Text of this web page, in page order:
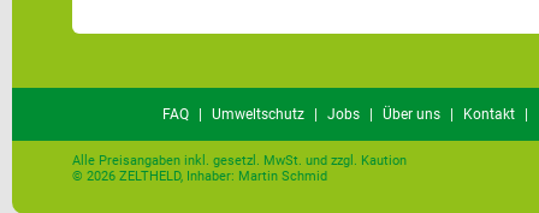
FAQ Umweltschutz Jobs Über uns Kontakt
Alle Preisangaben inkl. gesetzl. MwSt. und zzgl. Kaution
© 2026 ZELTHELD, Inhaber: Martin Schmid